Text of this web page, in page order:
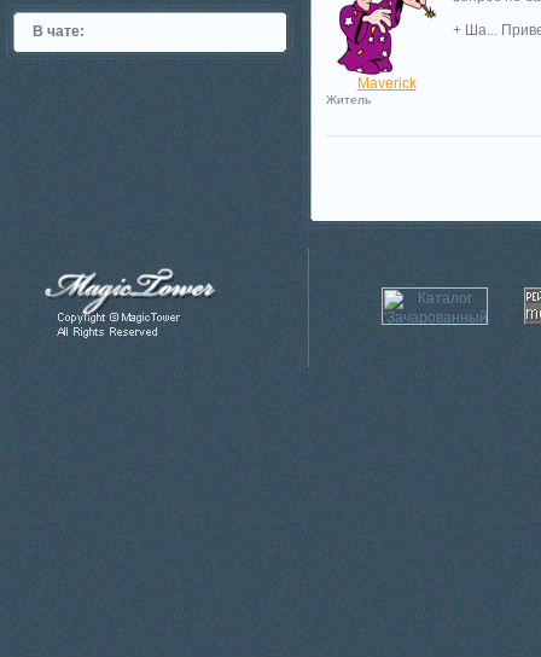
В чате:
Maverick
Житель
+ Ша...